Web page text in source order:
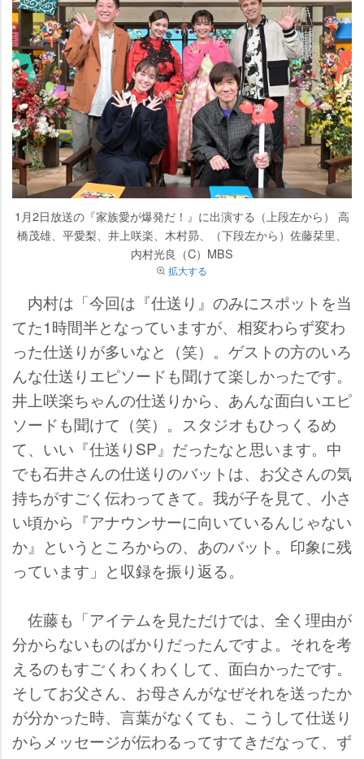
1月2日放送の『家族愛が爆発だ！』に出演する（上段左から） 高
橋茂雄、平愛梨、井上咲楽、木村昴、（下段左から）佐藤栞里、
内村光良（C）MBS
拡大する
内村は「今回は『仕送り』のみにスポットを当
てた1時間半となっていますが、相変わらず変わ
った仕送りが多いなと（笑）。ゲストの方のいろ
んな仕送りエピソードも聞けて楽しかったです。
井上咲楽ちゃんの仕送りから、あんな面白いエピ
ソードも聞けて（笑）。スタジオもひっくるめ
て、いい『仕送りSP』だったなと思います。中
でも石井さんの仕送りのバットは、お父さんの気
持ちがすごく伝わってきて。我が子を見て、小さ
い頃から『アナウンサーに向いているんじゃない
か』というところからの、あのバット。印象に残
っています」と収録を振り返る。
佐藤も「アイテムを見ただけでは、全く理由が
分からないものばかりだったんですよ。それを考
えるのもすごくわくわくして、面白かったです。
そしてお父さん、お母さんがなぜそれを送ったか
が分かった時、言葉がなくても、こうして仕送り
からメッセージが伝わるってすてきだなって、ず